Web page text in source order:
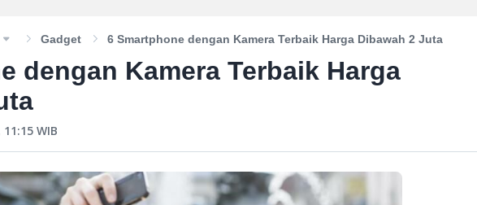
Gadget 6 Smartphone dengan Kamera Terbaik Harga Dibawah 2 Juta
dengan Kamera Terbaik Harga
11:15 WIB